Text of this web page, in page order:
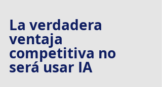
La verdadera
ventaja
competitiva no
será usar IA